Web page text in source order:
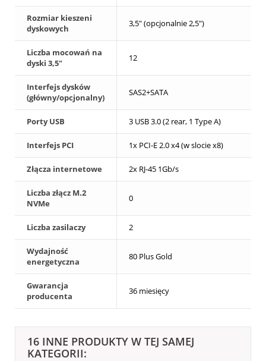
Rozmiar kieszeni
dyskowych
3,5" (opcjonalnie 2,5")
Liczba mocowań na
dyski 3,5"
12
Interfejs dysków
(główny/opcjonalny)
SAS2+SATA
Porty USB 3 USB 3.0 (2 rear, 1 Type A)
Interfejs PCI 1x PCI-E 2.0 x4 (w slocie x8)
Złącza internetowe 2x RJ-45 1Gb/s
Liczba złącz M.2
NVMe
0
Liczba zasilaczy 2
Wydajność
energetyczna
80 Plus Gold
Gwarancja
producenta
36 miesięcy
16 INNE PRODUKTY W TEJ SAMEJ
KATEGORII: